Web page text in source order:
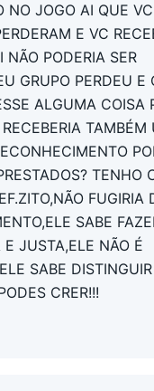
NO JOGO AI QUE VC
E VC
NÃO PODERIA SER
GRUPO PERDEU E
ALGUMA COISA
TAMBÉM
TENHO
FUGIRIA
SABE
E JUSTA,ELE NÃO É
SABE
CRER!!!